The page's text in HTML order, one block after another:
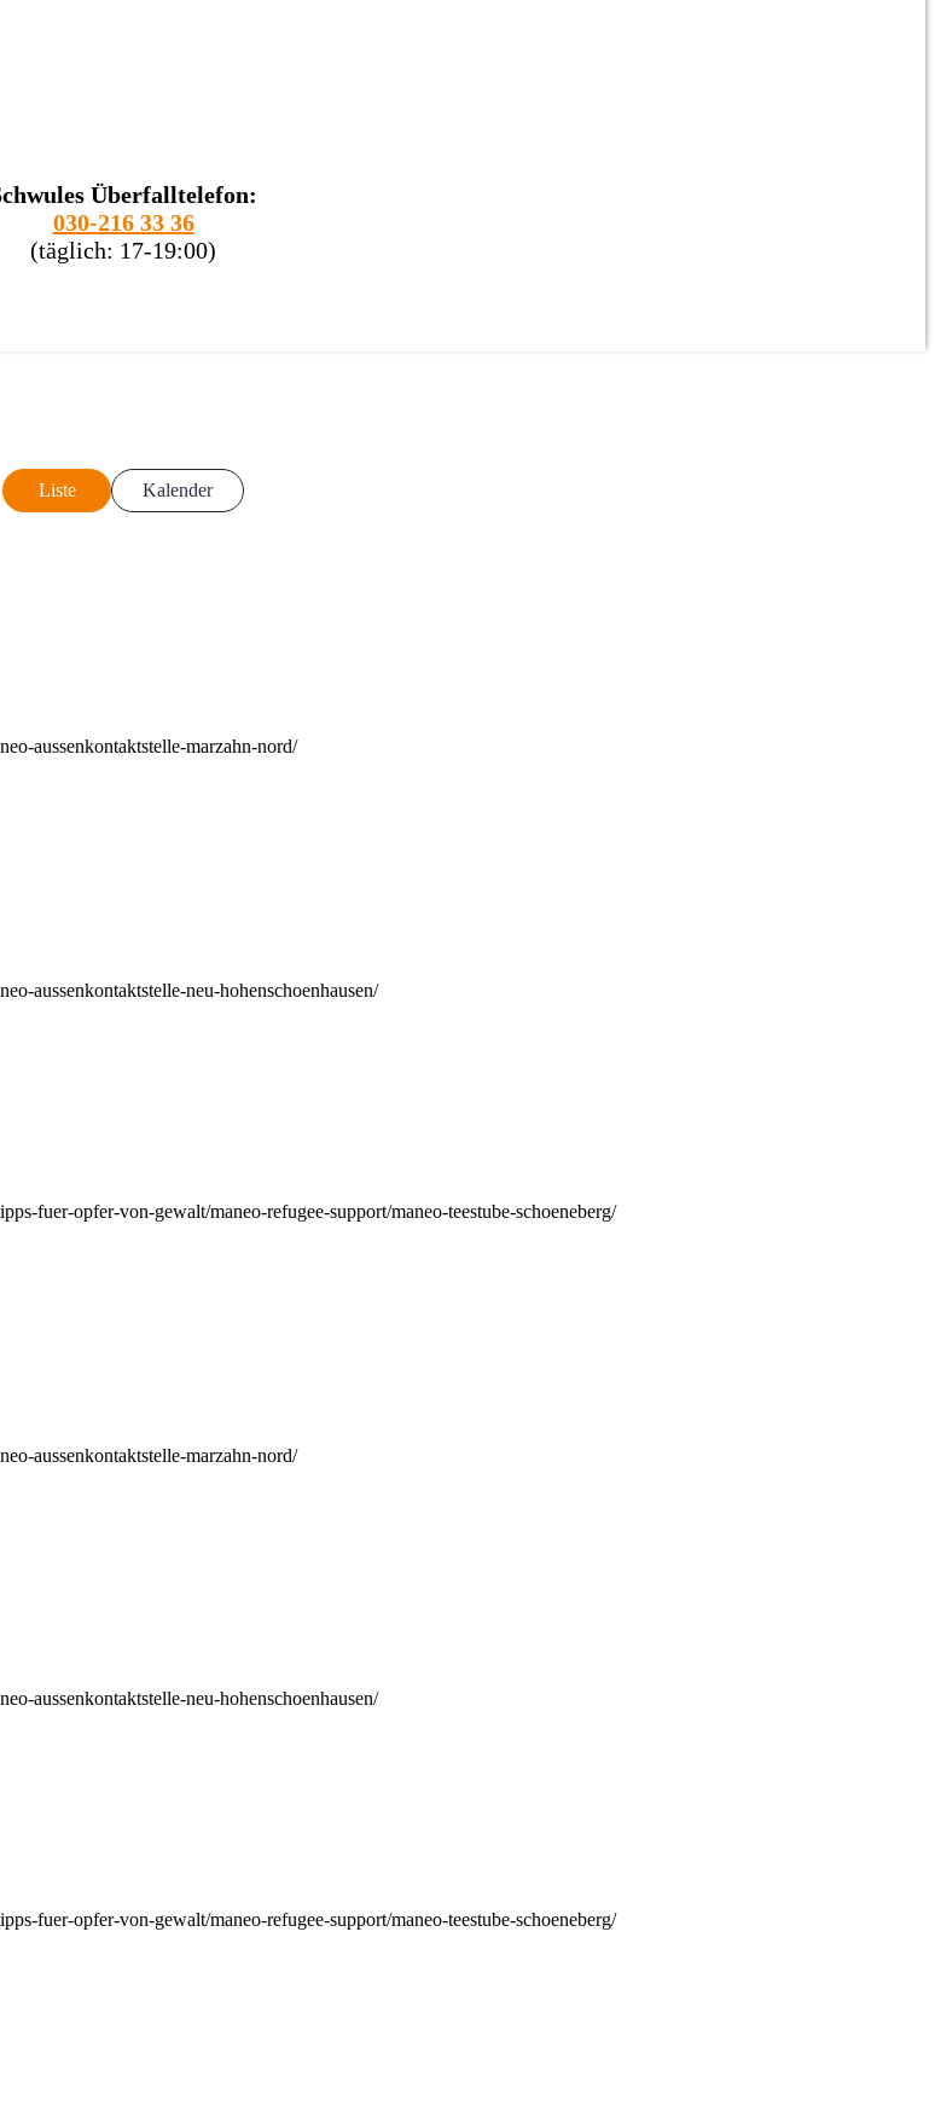
Überfalltelefon:
030-216 33 36
(täglich: 17-19:00)
Liste Kalender
aussenkontaktstelle-marzahn-nord/
aussenkontaktstelle-neu-hohenschoenhausen/
fuer-opfer-von-gewalt/maneo-refugee-support/maneo-teestube-schoeneberg/
aussenkontaktstelle-marzahn-nord/
aussenkontaktstelle-neu-hohenschoenhausen/
fuer-opfer-von-gewalt/maneo-refugee-support/maneo-teestube-schoeneberg/